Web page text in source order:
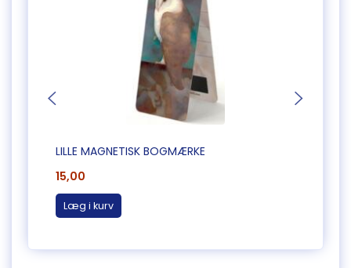
LILLE MAGNETISK BOGMÆRKE
15,00
Læg i kurv